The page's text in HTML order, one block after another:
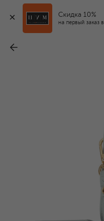
Скидка 10%
на первый заказ